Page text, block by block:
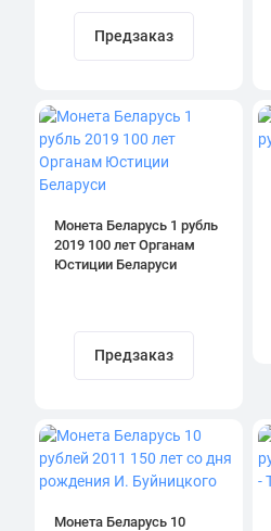
Предзаказ
Монета Беларусь 1 рубль
2019 100 лет Органам
Юстиции Беларуси
Предзаказ
Монета Беларусь 10